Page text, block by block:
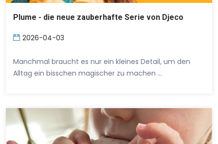
Plume - die neue zauberhafte Serie von Djeco
2026-04-03
Manchmal braucht es nur ein kleines Detail, um den
Alltag ein bisschen magischer zu machen …